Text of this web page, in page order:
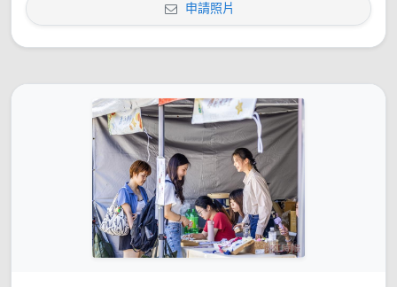
申請照片